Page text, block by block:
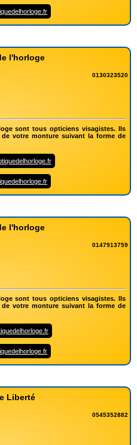
l'horloge
0130323520
sont tous opticiens visagistes. Ils
votre monture suivant la forme de
l'horloge
0147913759
sont tous opticiens visagistes. Ils
votre monture suivant la forme de
Liberté
0545352882